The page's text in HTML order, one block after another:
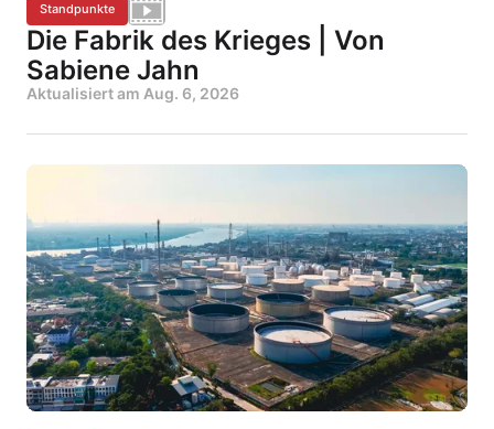
Standpunkte
Die Fabrik des Krieges | Von
Sabiene Jahn
Aktualisiert am Aug. 6, 2026